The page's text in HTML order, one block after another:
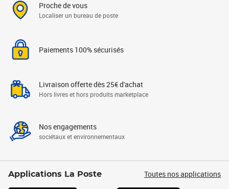
Proche de vous
Localiser un bureau de poste
Paiements 100% sécurisés
Livraison offerte dès 25€ d'achat
Hors livres et hors produits marketplace
Nos engagements
sociétaux et environnementaux
Applications La Poste Toutes nos applications